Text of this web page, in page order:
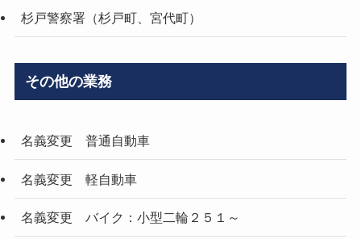
杉戸警察署（杉戸町、宮代町）
その他の業務
名義変更 普通自動車
名義変更 軽自動車
名義変更 バイク：小型二輪２５１～